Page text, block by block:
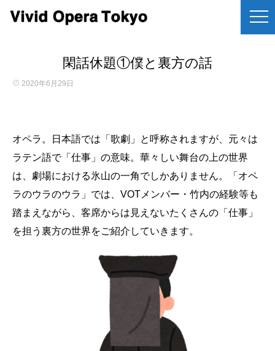
閑話休題①僕と裏方の話
2020年6月29日
オペラ。日本語では「歌劇」と呼称されますが、元々は
ラテン語で「仕事」の意味。華々しい舞台の上の世界
は、劇場における氷山の一角でしかありません。「オペ
ラのウラのウラ」では、VOTメンバー・竹内の経験等も
踏まえながら、客席からは見えないたくさんの「仕事」
を担う裏方の世界をご紹介していきます。